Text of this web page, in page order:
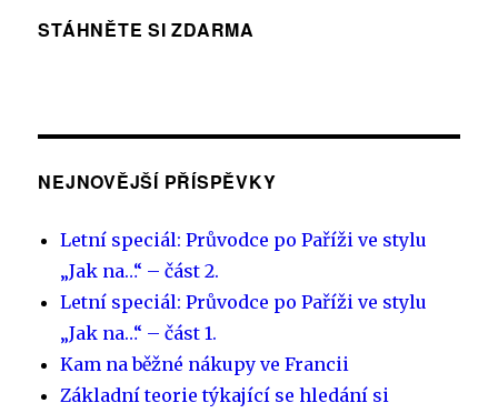
STÁHNĚTE SI ZDARMA
NEJNOVĚJŠÍ PŘÍSPĚVKY
Letní speciál: Průvodce po Paříži ve stylu
„Jak na…“ – část 2.
Letní speciál: Průvodce po Paříži ve stylu
„Jak na…“ – část 1.
Kam na běžné nákupy ve Francii
Základní teorie týkající se hledání si